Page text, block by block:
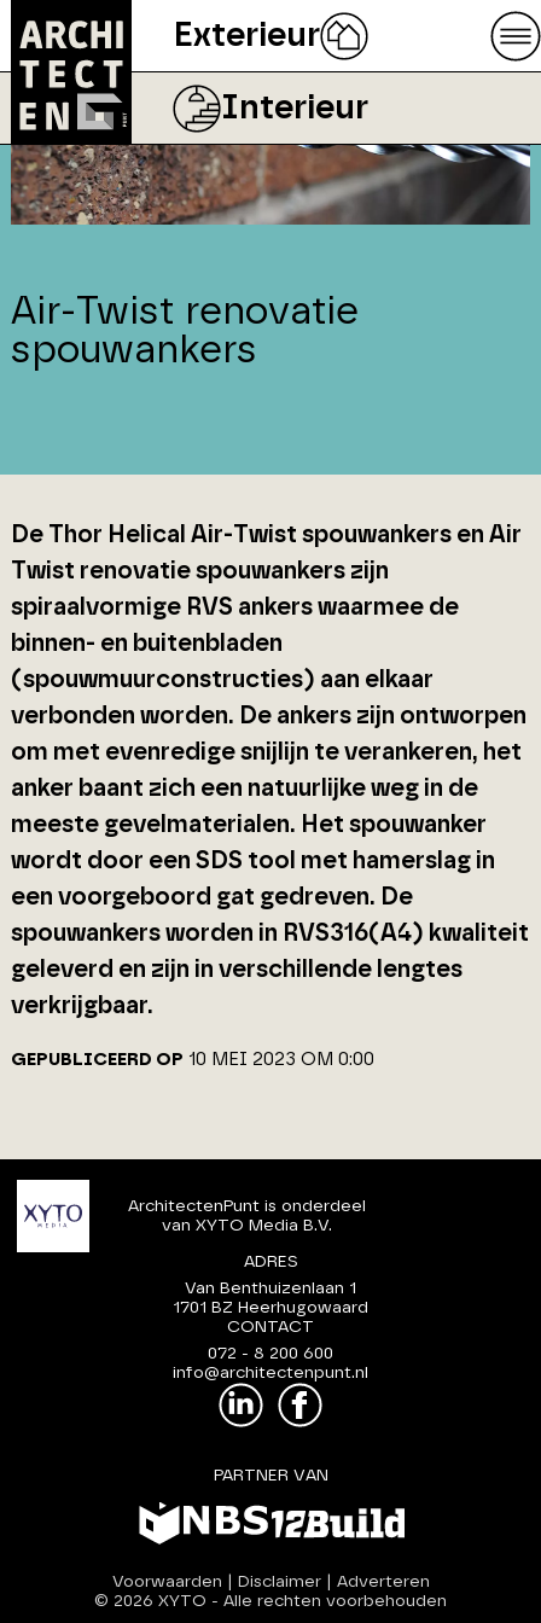
Exterieur
Interieur
Air-Twist renovatie
spouwankers
De Thor Helical Air-Twist spouwankers en Air
Twist renovatie spouwankers zijn
spiraalvormige RVS ankers waarmee de
binnen- en buitenbladen
(spouwmuurconstructies) aan elkaar
verbonden worden. De ankers zijn ontworpen
om met evenredige snijlijn te verankeren, het
anker baant zich een natuurlijke weg in de
meeste gevelmaterialen. Het spouwanker
wordt door een SDS tool met hamerslag in
een voorgeboord gat gedreven. De
spouwankers worden in RVS316(A4) kwaliteit
geleverd en zijn in verschillende lengtes
verkrijgbaar.
GEPUBLICEERD OP 10 MEI 2023 OM 0:00
ArchitectenPunt is onderdeel
van XYTO Media B.V.
ADRES
Van Benthuizenlaan 1
1701 BZ Heerhugowaard
CONTACT
072 - 8 200 600
info@architectenpunt.nl
PARTNER VAN
Voorwaarden Disclaimer| Adverteren
© 2026 XYTO - Alle rechten voorbehouden